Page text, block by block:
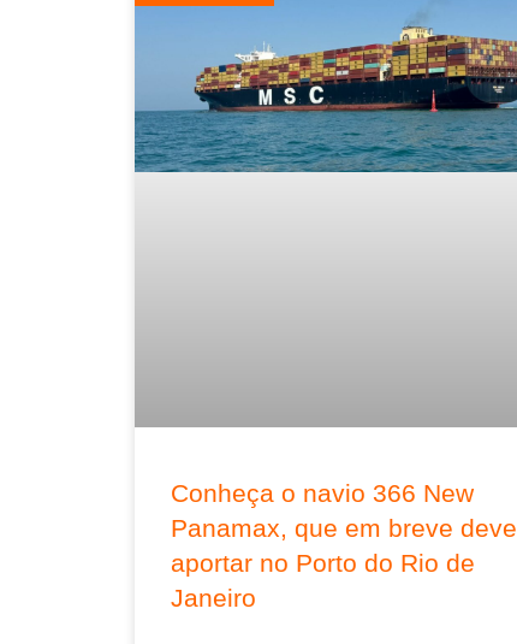
Conheça o navio 366 New
Panamax, que em breve deve
aportar no Porto do Rio de
Janeiro